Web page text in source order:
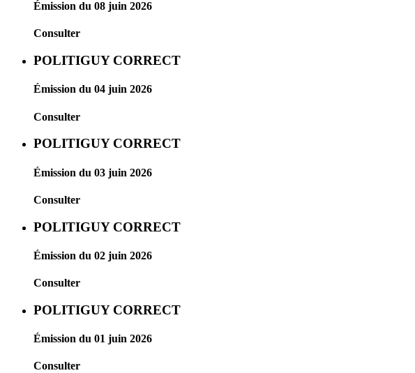
Émission du 08 juin 2026
Consulter
POLITIGUY CORRECT
Émission du 04 juin 2026
Consulter
POLITIGUY CORRECT
Émission du 03 juin 2026
Consulter
POLITIGUY CORRECT
Émission du 02 juin 2026
Consulter
POLITIGUY CORRECT
Émission du 01 juin 2026
Consulter